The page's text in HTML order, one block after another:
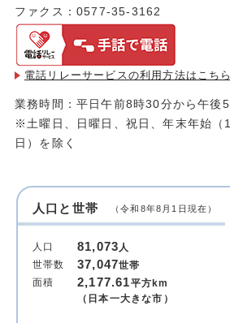
ファクス：0577-35-3162
電話リレーサービスの利用方法は こち
業務時間：平日午前8時30分から午後
※土曜日、日曜日、祝日、年末年始（
日）を除く
人口と世帯 （令和8年8月1日現在）
人口 81,073人
世帯数
37,047世帯
面積
2,177.61平方km
（日本一大きな市）